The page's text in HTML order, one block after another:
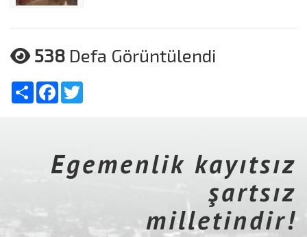
538 Defa Görüntülendi
Share Facebook
Egemenlik kayıtsız
şartsız
milletindir!